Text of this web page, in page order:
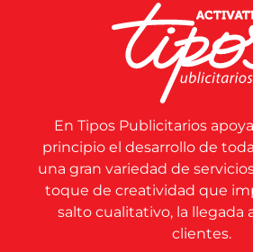
En Tipos Publicitarios
principio el desarrollo de
una gran variedad de
toque de creatividad que
salto cualitativo, la llegada
clientes.